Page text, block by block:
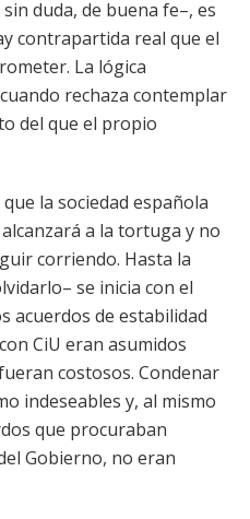
duda, de buena fe–, es
contrapartida real que el
La lógica
rechaza contemplar
del que el propio
la sociedad española
a la tortuga y no
corriendo. Hasta la
se inicia con el
acuerdos de estabilidad
CiU eran asumidos
costosos. Condenar
indeseables y, al mismo
que procuraban
Gobierno, no eran